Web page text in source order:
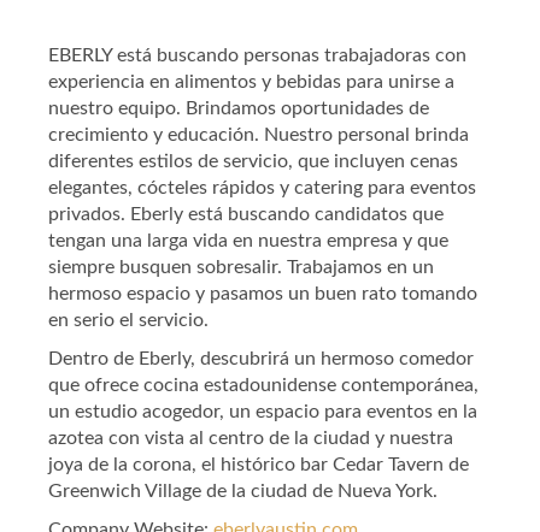
EBERLY está buscando personas trabajadoras con
experiencia en alimentos y bebidas para unirse a
nuestro equipo. Brindamos oportunidades de
crecimiento y educación. Nuestro personal brinda
diferentes estilos de servicio, que incluyen cenas
elegantes, cócteles rápidos y catering para eventos
privados. Eberly está buscando candidatos que
tengan una larga vida en nuestra empresa y que
siempre busquen sobresalir. Trabajamos en un
hermoso espacio y pasamos un buen rato tomando
en serio el servicio.
Dentro de Eberly, descubrirá un hermoso comedor
que ofrece cocina estadounidense contemporánea,
un estudio acogedor, un espacio para eventos en la
azotea con vista al centro de la ciudad y nuestra
joya de la corona, el histórico bar Cedar Tavern de
Greenwich Village de la ciudad de Nueva York.